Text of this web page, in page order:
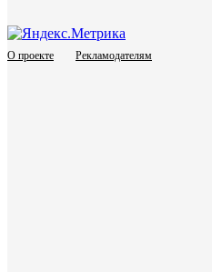
О проекте Рекламодателям